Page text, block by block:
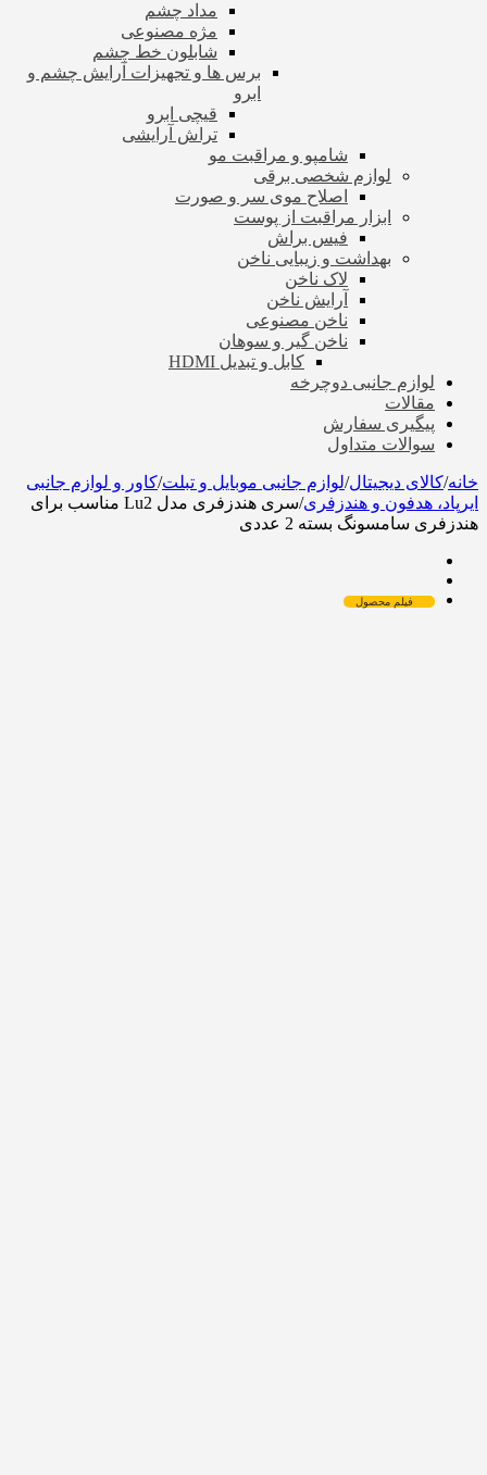
مداد چشم
مژه مصنوعی
شابلون خط چشم
برس ها و تجهیزات آرایش چشم و
ابرو
قیچی ابرو
تراش آرایشی
شامپو و مراقبت مو
لوازم شخصی برقی
اصلاح موی سر و صورت
ابزار مراقبت از پوست
فیس براش
بهداشت و زیبایی ناخن
لاک ناخن
آرایش ناخن
ناخن مصنوعی
ناخن گیر و سوهان
کابل و تبدیل HDMI
لوازم جانبی دوچرخه
مقالات
پیگیری سفارش
سوالات متداول
خانه/کالای دیجیتال/لوازم جانبی موبایل و تبلت/کاور و لوازم جانبی
ایرپاد، هدفون و هندزفری/
سری هندزفری مدل Lu2 مناسب برای
هندزفری سامسونگ بسته 2 عددی
فیلم محصول